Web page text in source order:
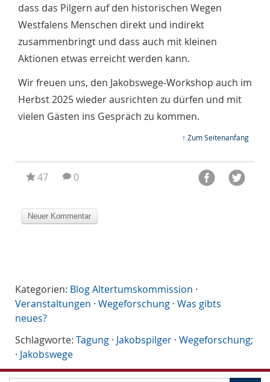
dass das Pilgern auf den historischen Wegen
Westfalens Menschen direkt und indirekt
zusammenbringt und dass auch mit kleinen
Aktionen etwas erreicht werden kann.
Wir freuen uns, den Jakobswege-Workshop auch im
Herbst 2025 wieder ausrichten zu dürfen und mit
vielen Gästen ins Gespräch zu kommen.
↑ Zum Seitenanfang
47 0
Kategorien: Blog Altertumskommission ·
Veranstaltungen · Wegeforschung · Was gibts
neues?
Schlagworte: Tagung · Jakobspilger · Wegeforschung;
· Jakobswege